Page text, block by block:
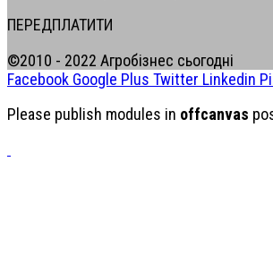
ПЕРЕДПЛАТИТИ
©2010 - 2022 Агробізнес сьогодні
Facebook Google Plus Twitter Linkedin
Please publish modules in offcanvas